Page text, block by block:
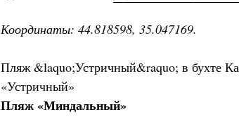
Координаты: 44.818598, 35.047169.
Пляж &laquo;Устричный&raquo; в бухте
«Устричный»
Пляж «Миндальный»